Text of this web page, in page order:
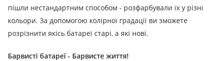
пішли нестандартним способом - розфарбували їх у різні
кольори. За допомогою колірної градації ви зможете
розрізнити якісь батареї старі, а які нові.
Барвисті батареї - Барвисте життя!